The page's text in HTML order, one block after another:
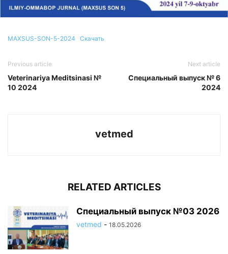
MAXSUS-SON-5-2024 Скачать
Previous article
Veterinariya Meditsinasi №
10 2024
Next article
Специальный выпуск № 6
2024
vetmed
RELATED ARTICLES
Специальный выпуск №03 2026
vetmed - 18.05.2026